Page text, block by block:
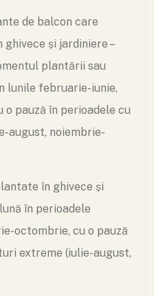
de balcon care
și jardiniere –
plantării sau
lunile februarie-iunie,
pauză în perioadele cu
august, noiembrie-
în ghivece și
în perioadele
octombrie, cu o pauză
extreme (iulie-august,